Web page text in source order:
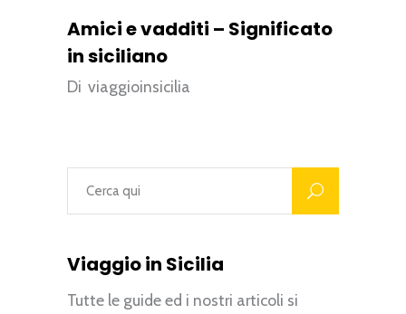
Amici e vadditi – Significato
in siciliano
Di viaggioinsicilia
Viaggio in Sicilia
Tutte le guide ed i nostri articoli si